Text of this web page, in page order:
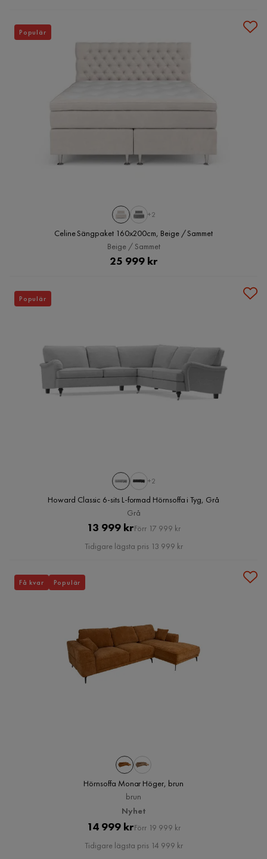
+2
Celine Sängpaket 160x200cm, Beige / Sammet
Beige / Sammet
Pris
25 999 kr
Populär
+2
Howard Classic 6-sits L-formad Hörnsoffa i Tyg, Grå
Grå
Pris
13 999 krOriginal
Pris
Förr 17 999 kr
Tidigare lägsta pris 13 999 kr
Populär
Hörnsoffa Monar Höger, brun
brun
Nyhet
Pris
14 999 krOriginal
Pris
Förr 19 999 kr
Tidigare lägsta pris 14 999 kr
Få kvar Populär